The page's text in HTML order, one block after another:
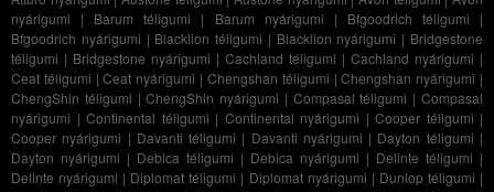
nyárigumi | Barum téligumi | Barum nyárigumi | Bfgoodrich téligumi |
Bfgoodrich nyárigumi | Blacklion téligumi | Blacklion nyárigumi | Bridgestone
téligumi | Bridgestone nyárigumi | Cachland téligumi | Cachland nyárigumi |
Ceat téligumi |Ceat nyárigumi | Chengshan téligumi |Chengshan nyárigumi |
ChengShin téligumi |ChengShin nyárigumi | Compasal téligumi |Compasal
nyárigumi | Continental téligumi | Continental nyárigumi | Cooper téligumi |
Cooper nyárigumi | Davanti téligumi | Davanti nyárigumi | Dayton téligumi |
Dayton nyárigumi | Debica téligumi | Debica nyárigumi | Delinte téligumi |
Delinte nyárigumi | Diplomat téligumi | Diplomat nyárigumi | Dunlop téligumi |